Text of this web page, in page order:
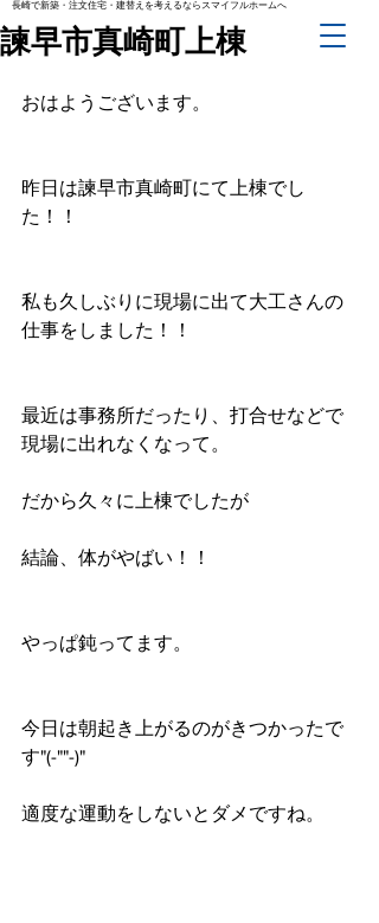
長崎で新築・注文住宅・建替えを考えるならスマイフルホームへ
諫早市真崎町上棟
おはようございます。
昨日は諫早市真崎町にて上棟でし
た！！
私も久しぶりに現場に出て大工さんの
仕事をしました！！
最近は事務所だったり、打合せなどで
現場に出れなくなって。
だから久々に上棟でしたが
結論、体がやばい！！
やっぱ鈍ってます。
今日は朝起き上がるのがきつかったで
す"(-""-)"
適度な運動をしないとダメですね。